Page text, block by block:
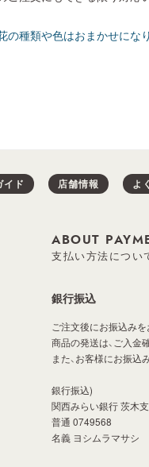
の種類や色はおまかせにな
イド 店舗情報 よ
ABOUT
支払い方法につい
銀行振込
ご注文後にお振込みを
商品の発送は、ご入金
また、お客様にお振込
銀行振込)
関西みらい銀行 茨木
普通 0749568
名義 ヨシムラマサシ